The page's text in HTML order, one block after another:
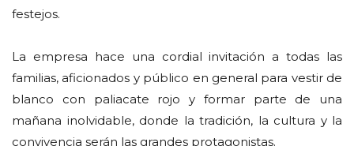
festejos.
La empresa hace una cordial invitación a todas las
familias, aficionados y público en general para vestir de
blanco con paliacate rojo y formar parte de una
mañana inolvidable, donde la tradición, la cultura y la
convivencia serán las grandes protagonistas.